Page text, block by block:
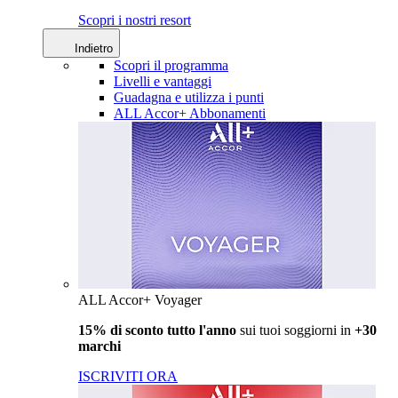
Scopri i nostri resort
Indietro
Scopri il programma
Livelli e vantaggi
Guadagna e utilizza i punti
ALL Accor+ Abbonamenti
ALL Accor+ Voyager
15% di sconto tutto l'anno sui tuoi soggiorni in +30
marchi
ISCRIVITI ORA